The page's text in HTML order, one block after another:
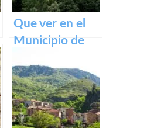
Que ver en el
Municipio de
Cameros de La
Rioja